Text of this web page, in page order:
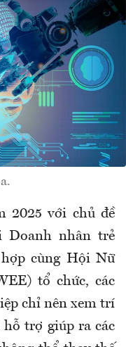
2025 với chủ đề
Doanh nhân trẻ
cùng Hội Nữ
tổ chức, các
chỉ nên xem trí
trợ giúp ra các